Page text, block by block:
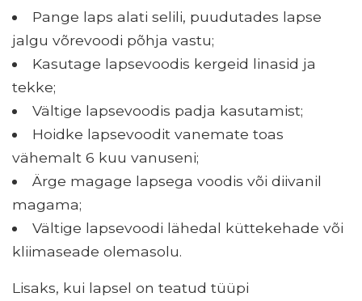
Pange laps alati selili, puudutades lapse
jalgu võrevoodi põhja vastu;
Kasutage lapsevoodis kergeid linasid ja
tekke;
Vältige lapsevoodis padja kasutamist;
Hoidke lapsevoodit vanemate toas
vähemalt 6 kuu vanuseni;
Ärge magage lapsega voodis või diivanil
magama;
Vältige lapsevoodi lähedal küttekehade või
kliimaseade olemasolu.
Lisaks, kui lapsel on teatud tüüpi